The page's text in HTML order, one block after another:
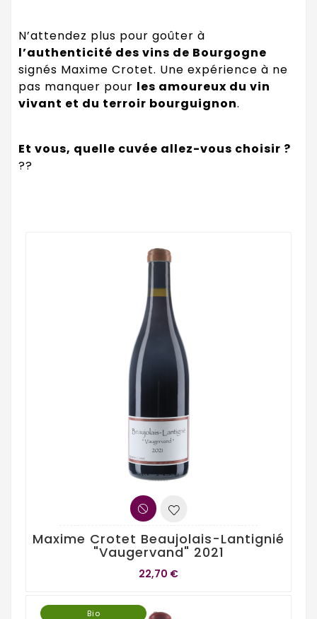
N’attendez plus pour goûter à
l’authenticité des vins de Bourgogne
signés Maxime Crotet. Une expérience à ne
pas manquer pour les amoureux du vin
vivant et du terroir bourguignon.
Et vous, quelle cuvée allez-vous choisir ?
??
Maxime Crotet Beaujolais-Lantignié
"Vaugervand" 2021
22,70 €
Bio